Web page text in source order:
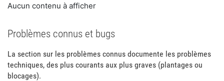
Aucun contenu à afficher
Problèmes connus et bugs
La section sur les problèmes connus documente les problèmes
techniques, des plus courants aux plus graves (plantages ou
blocages).